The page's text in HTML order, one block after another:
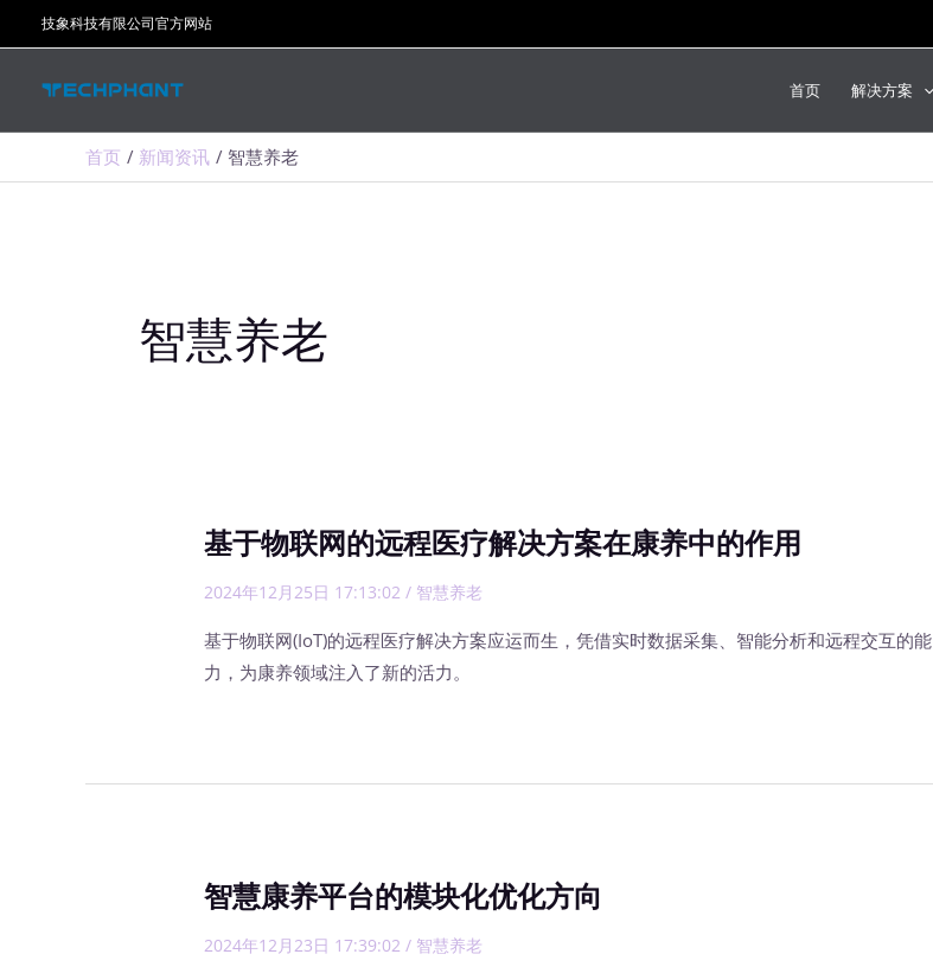
至
技象科技有限公司官方网站
首页 解决方案
首页 新闻资讯 智慧养老
智慧养老
基于物联网的远程医疗解决方案在康养中的作用
2024年12月25日 17:13:02 / 智慧养老
基于物联网(IoT)的远程医疗解决方案应运而生，凭借实时数据采集、智能分析和远程交互的能
力，为康养领域注入了新的活力。
智慧康养平台的模块化优化方向
2024年12月23日 17:39:02 / 智慧养老